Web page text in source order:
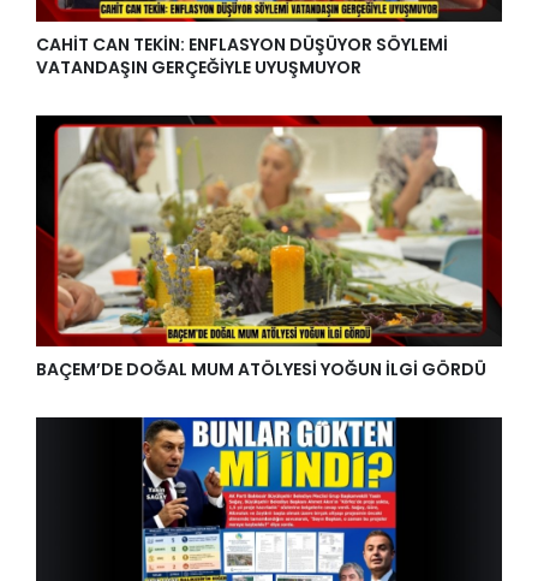
CAHİT CAN TEKİN: ENFLASYON DÜŞÜYOR SÖYLEMİ
VATANDAŞIN GERÇEĞİYLE UYUŞMUYOR
BAÇEM’DE DOĞAL MUM ATÖLYESİ YOĞUN İLGİ GÖRDÜ